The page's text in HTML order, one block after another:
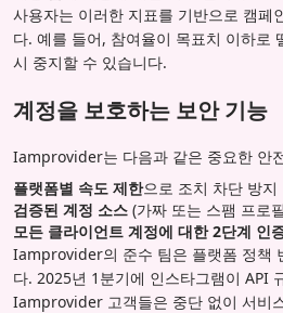
사용자는 이러한 지표를 기반으로 캠페
다. 예를 들어, 참여율이 목표치 이하로
시 중지할 수 있습니다.
계정을 보호하는 보안 기능
Iamprovider는 다음과 같은 중요한 안
플랫폼별 속도 제한으로 조치 차단 방지
검증된 계정 소스 (가짜 또는 스팸 프로
모든 클라이언트 계정에 대한 2단계 인
Iamprovider의 준수 팀은 플랫폼 정책
다. 2025년 1분기에 인스타그램이 API
Iamprovider 고객들은 중단 없이 서비